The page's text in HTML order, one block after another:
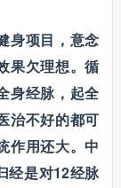
身项目，意念
果欠理想。循
身经脉，起全
治不好的都可
作用还大。中
经是对12经脉